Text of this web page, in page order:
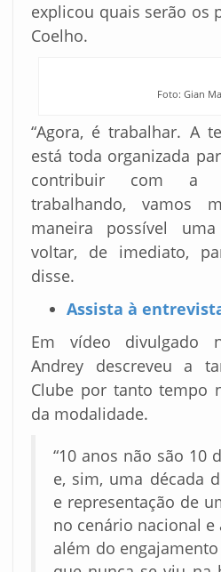
explicou quais serão os
Coelho.
Foto: Gian
“Agora, é trabalhar. A
está toda organizada
contribuir com a
trabalhando, vamos
maneira possível
voltar, de imediato,
disse.
Assista à
Em vídeo divulgado
Andrey descreveu a
Clube por tanto tempo
da modalidade.
“10 anos não são 10
e, sim, uma década
e representação de
no cenário nacional
além do